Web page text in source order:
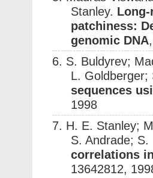
Stanley.
patchiness:
genomic DNA
6. S. Buldyrev;
L.
sequences
1998
7. H. E. Stanley;
S. Andrade;
correlations
13642812,